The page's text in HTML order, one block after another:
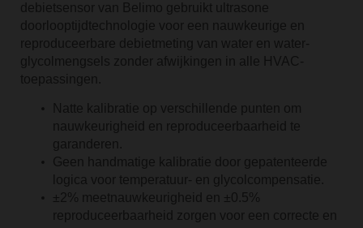
debietsensor van Belimo gebruikt ultrasone
doorlooptijdtechnologie voor een nauwkeurige en
reproduceerbare debietmeting van water en water-
glycolmengsels zonder afwijkingen in alle HVAC-
toepassingen.
Natte kalibratie op verschillende punten om
nauwkeurigheid en reproduceerbaarheid te
garanderen.
Geen handmatige kalibratie door gepatenteerde
logica voor temperatuur- en glycolcompensatie.
±2% meetnauwkeurigheid en ±0.5%
reproduceerbaarheid zorgen voor een correcte en